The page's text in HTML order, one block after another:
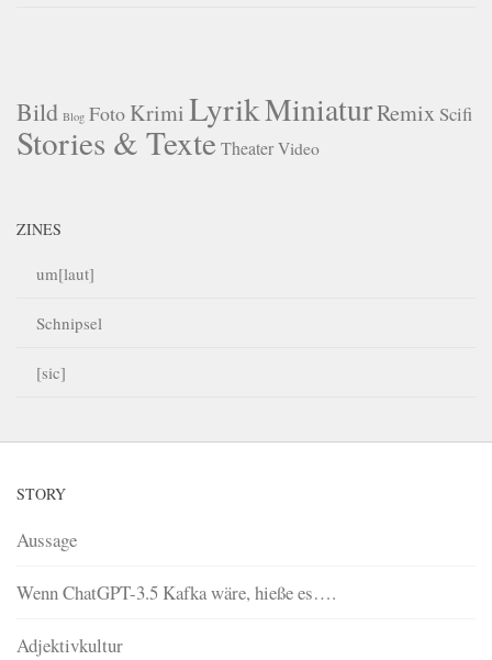
Bild Blog Foto KrimiLyrikMiniaturRemix Scifi
Stories & TexteTheater Video
ZINES
um[laut]
Schnipsel
[sic]
STORY
Aussage
Wenn ChatGPT-3.5 Kafka wäre, hieße es….
Adjektivkultur